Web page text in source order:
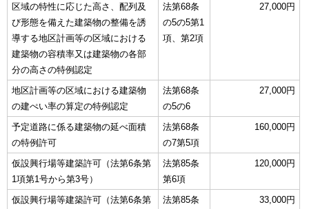
区域の特性に応じた高さ、配列及
び形態を備えた建築物の整備を誘
導する地区計画等の区域における
建築物の容積率又は建築物の各部
分の高さの特例認定
法第68条
の5の5第1
項、第2項
27,000円
地区計画等の区域における建築物
の建ぺい率の算定の特例認定
法第68条
の5の6
27,000円
予定道路に係る建築物の延べ面積
の特例許可
法第68条
の7第5項
160,000円
仮設興行場等建築許可（法第6条第
1項第1号から第3号）
法第85条
第6項
120,000円
仮設興行場等建築許可（法第6条第
法第85条
33,000円